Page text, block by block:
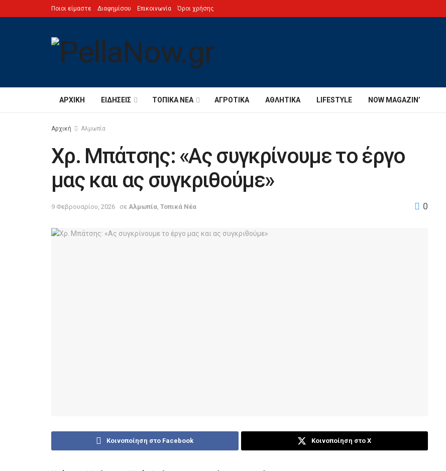
Ποιοι είμαστε Διαφημίσου Επικοινωνία Όροι χρήσης
ΑΡΧΙΚΉ ΕΙΔΉΣΕΙΣ ΤΟΠΙΚΆ ΝΈΑ ΑΓΡΟΤΙΚΆ ΑΘΛΗΤΙΚΆ LIFESTYLE NOW MAGAZIN’
Αρχική Αλμωπία
Χρ. Μπάτσης: «Ας συγκρίνουμε το έργο
μας και ας συγκριθούμε»
9 Φεβρουαρίου, 2026 σε Αλμωπία Τοπικά Νέα 0
Κοινοποίηση στο Facebook Κοινοποίηση στο X